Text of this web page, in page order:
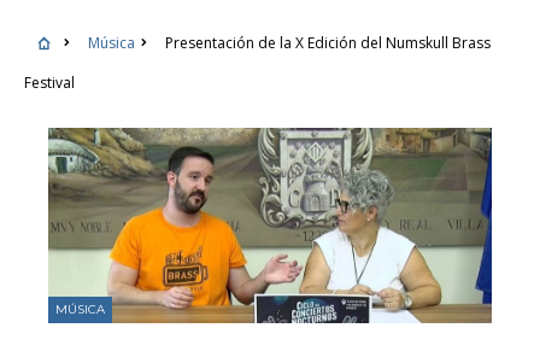
Música
Presentación de la X Edición del Numskull Brass
Festival
MÚSICA